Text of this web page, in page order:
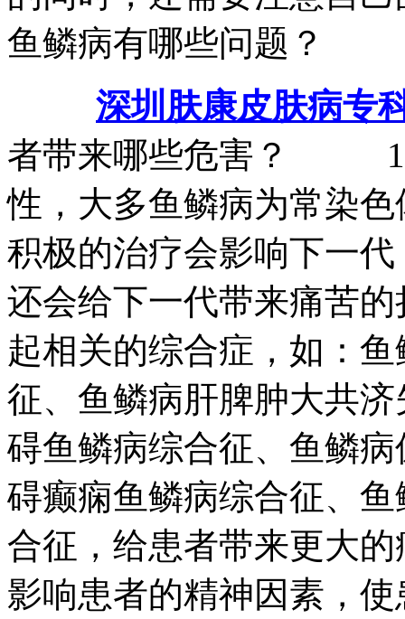
鱼鳞病有哪些问题？
深圳肤康皮肤病专
者带来哪些危害？ 1.
性，大多鱼鳞病为常染
积极的治疗会影响下一
还会给下一代带来痛
起相关的综合症，如：
征、鱼鳞病肝脾肿大共
碍鱼鳞病综合征、鱼鳞
碍癫痫鱼鳞病综合征、
合征，给患者带来更
影响患者的精神因素，